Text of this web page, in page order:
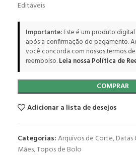
Editáveis
Importante:Este é um produto
após a confirmação do pagamento.
você concorda com nossos termos
reembolso.Leia nossa Política de
COMPRAR
Adicionar a lista de desejos
Categorias:Arquivos de Corte,
Mães,Topos de Bolo